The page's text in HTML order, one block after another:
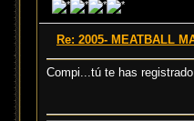
Re: 2005- MEATBALL
Compi...tú te has